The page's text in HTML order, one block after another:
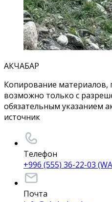
АКЧАБАР
Копирование материалов,
возможно только с
обязательным указанием
источник
Телефон
+996 (555) 36-22-03
Почта